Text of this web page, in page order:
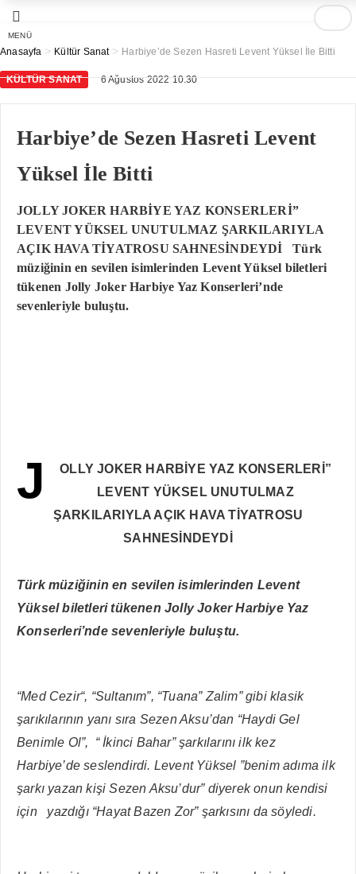
MENÜ
Anasayfa > Kültür Sanat > Harbiye’de Sezen Hasreti Levent Yüksel İle Bitti
KÜLTÜR SANAT 6 Ağustos 2022 10:30
Harbiye’de Sezen Hasreti Levent
Yüksel İle Bitti
JOLLY JOKER HARBİYE YAZ KONSERLERİ”
LEVENT YÜKSEL UNUTULMAZ ŞARKILARIYLA
AÇIK HAVA TİYATROSU SAHNESİNDEYDİ Türk
müziğinin en sevilen isimlerinden Levent Yüksel biletleri
tükenen Jolly Joker Harbiye Yaz Konserleri’nde
sevenleriyle buluştu.
J
OLLY JOKER HARBİYE YAZ KONSERLERİ”
LEVENT YÜKSEL UNUTULMAZ
ŞARKILARIYLA AÇIK HAVA TİYATROSU
SAHNESİNDEYDİ
Türk müziğinin en sevilen isimlerinden Levent
Yüksel biletleri tükenen Jolly Joker Harbiye Yaz
Konserleri’nde sevenleriyle buluştu.
“Med Cezir“, “Sultanım”, “Tuana” Zalim” gibi klasik
şarıkılarının yanı sıra Sezen Aksu’dan “Haydi Gel
Benimle Ol”, “ İkinci Bahar” şarkılarını ilk kez
Harbiye’de seslendirdi. Levent Yüksel ”benim adıma ilk
şarkı yazan kişi Sezen Aksu’dur” diyerek onun kendisi
için yazdığı “Hayat Bazen Zor” şarkısını da söyledi.